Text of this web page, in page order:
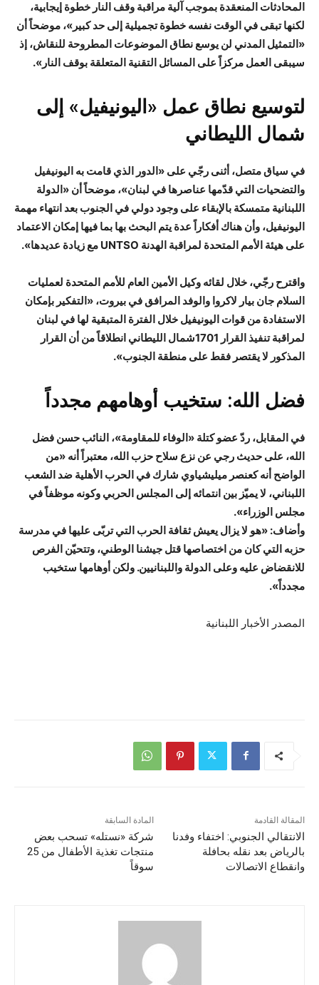
المحادثات المنعقدة بموجب آلية مراقبة وقف النار خطوة إيجابية،
لكنها تبقى في الوقت نفسه خطوة تجميلية إلى حد كبير»، موضحاً أن
«التمثيل المدني لن يوسع نطاق الموضوعات المطروحة للنقاش، إذ
سيبقى العمل مركزاً على المسائل التقنية المتعلقة بوقف النار».
لتوسيع نطاق عمل «اليونيفيل» إلى
شمال الليطاني
في سياق متصل، أثنى رجّي على «الدور الذي قامت به اليونيفيل
والتضحيات التي قدّمها عناصرها في لبنان»، موضحاً أن «الدولة
اللبنانية متمسكة بالإبقاء على وجود دولي في الجنوب بعد انتهاء مهمة
اليونيفيل، وأن هناك أفكاراً عدة يتم البحث بها بما فيها إمكان الاعتماد
على هيئة الأمم المتحدة لمراقبة الهدنة UNTSO مع زيادة عديدها».
واقترح رجّي، خلال لقائه وكيل الأمين العام للأمم المتحدة لعمليات
السلام جان بيار لاكروا والوفد المرافق في بيروت، «التفكير بإمكان
الاستفادة من قوات اليونيفيل خلال الفترة المتبقية لها في لبنان
لمراقبة تنفيذ القرار 1701شمال الليطاني انطلاقاً من أن القرار
المذكور لا يقتصر فقط على منطقة الجنوب».
فضل الله: ستخيب أوهامهم مجدداً
في المقابل، ردّ عضو كتلة «الوفاء للمقاومة»، النائب حسن فضل
الله، على حديث رجي عن نزع سلاح حزب الله، معتبراً أنه «من
الواضح أنه كعنصر ميليشياوي شارك في الحرب الأهلية ضد الشعب
اللبناني، لا يميّز بين انتمائه إلى المجلس الحربي وكونه موظفاً في
مجلس الوزراء».
وأضاف: «هو لا يزال يعيش ثقافة الحرب التي تربّى عليها في مدرسة
حزبه التي كان من اختصاصها قتل جيشنا الوطني، وتتحيّن الفرص
للانقضاض عليه وعلى الدولة واللبنانيين. ولكن أوهامها ستخيب
مجدداً».
المصدر الأخبار اللبنانية
المادة السابقة
شركة «نستله» تسحب بعض
منتجات تغذية الأطفال من 25
سوقاً
المقالة القادمة
الانتقالي الجنوبي: اختفاء وفدنا
بالرياض بعد نقله بحافلة
وانقطاع الاتصالات